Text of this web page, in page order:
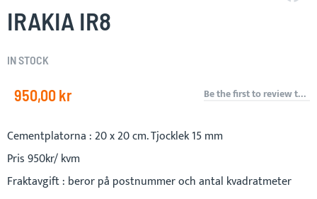
the
beginning
of
images
IRAKIA IR8
IN STOCK
950,00 kr Be the first to review this product
Cementplatorna : 20 x 20 cm. Tjocklek 15 mm
Pris 950kr/ kvm
Fraktavgift : beror på postnummer och antal kvadratmeter